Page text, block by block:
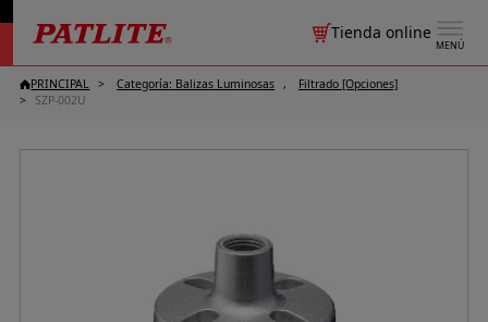
MENÚ
Tienda online
PRINCIPAL Categoría: Balizas Luminosas
Filtrado [Opciones]
SZP-002U